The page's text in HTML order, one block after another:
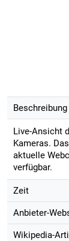
Beschreibung
Live-Ansicht
Kameras.
aktuelle
verfügbar.
Zeit
Anbieter-
Wikipedia-